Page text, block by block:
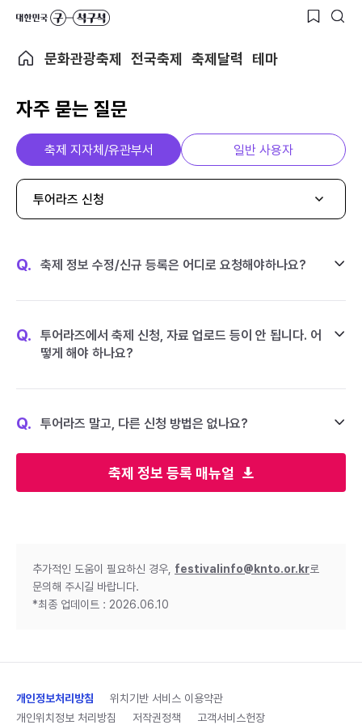
문화관광축제 전국축제 축제달력 테마
자주 묻는 질문
축제 정보 등록 매뉴얼
축제 지자체/유관부서 일반 사용자
투어라즈 신청
Q. 축제 정보 수정/신규 등록은 어디로 요청해야하나요?
Q.
투어라즈에서 축제 신청, 자료 업로드 등이 안 됩니다. 어
떻게 해야 하나요?
Q. 투어라즈 말고, 다른 신청 방법은 없나요?
추가적인 도움이 필요하신 경우, festivalinfo@knto.or.kr로
문의해 주시길 바랍니다.
*최종 업데이트 : 2026.06.10
개인정보처리방침
위치기반 서비스 이용약관
개인위치정보 처리방침
저작권정책 고객서비스헌장